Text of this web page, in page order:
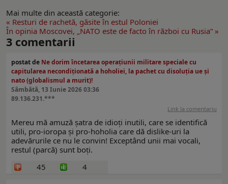
Mai multe din această categorie:
« Resturi de rachetă, găsite în estul Poloniei
În opinia Moscovei, „NATO este de facto în război cu Rusia” »
3 comentarii
postat de Ne dorim încetarea operațiunii militare speciale cu
capitularea necondiționată a hoholiei, la pachet cu disoluția ue și
nato (globalismul a murit)!
Sâmbătă, 13 Iunie 2026 03:36
89.136.231.***
Link la comentariu
Mereu mă amuză șatra de idioți inutili, care se identifică
utili, pro-ioropa și pro-hoholia care dă dislike-uri la
adevărurile ce nu le convin! Exceptând unii mai vocali,
restul (parcă) sunt boți.
45
4